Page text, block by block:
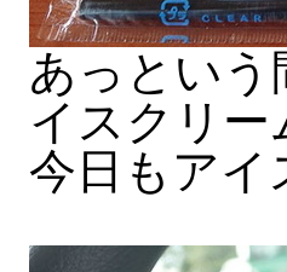
あっという
イスクリー
今日もアイ